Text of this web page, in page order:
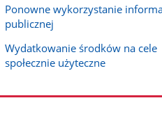
Ponowne wykorzystanie
publicznej
Wydatkowanie środków na cele
społecznie użyteczne